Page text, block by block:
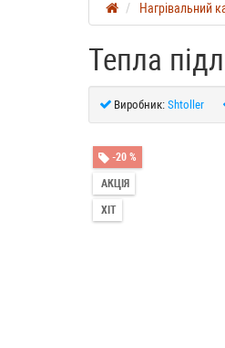
Нагрівальний
Тепла
Виробник: Shtoller
-20 %
АКЦІЯ
ХІТ